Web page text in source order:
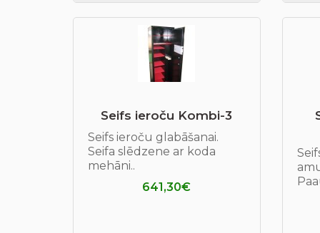
Seifs ieroču Kombi-3
Seifs ieroču glabāšanai.
Seifa slēdzene ar koda
mehāni..
641,30€